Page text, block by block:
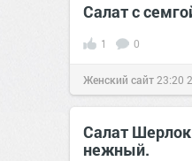
Салат с
1 0
Женский сайт 23:20
Салат
нежный.